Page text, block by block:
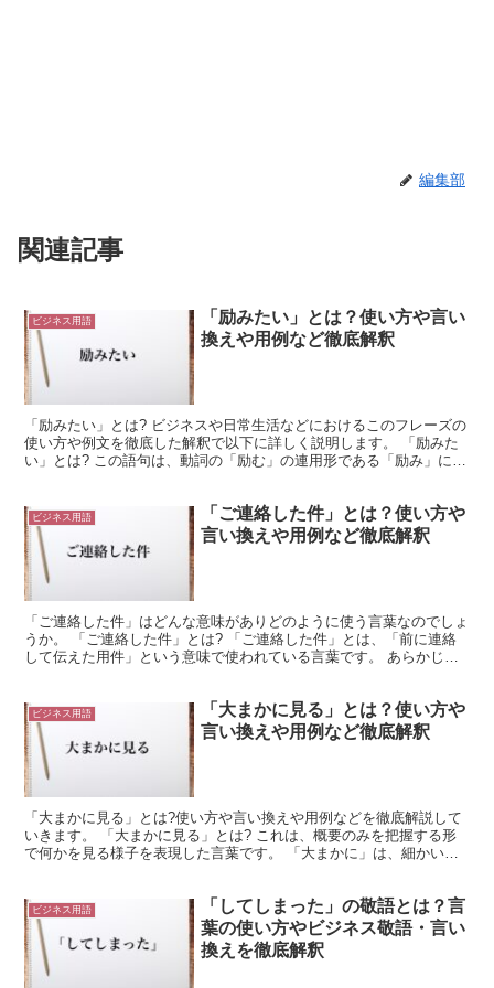
編集部
関連記事
ビジネス用語
「励みたい」とは？使い方や言い
換えや用例など徹底解釈
「励みたい」とは? ビジネスや日常生活などにおけるこのフレーズの
使い方や例文を徹底した解釈で以下に詳しく説明します。 「励みた
い」とは? この語句は、動詞の「励む」の連用形である「励み」に希
ビジネス用語
「ご連絡した件」とは？使い方や
言い換えや用例など徹底解釈
「ご連絡した件」はどんな意味がありどのように使う言葉なのでしょ
うか。 「ご連絡した件」とは? 「ご連絡した件」とは、「前に連絡
して伝えた用件」という意味で使われている言葉です。 あらかじめ
ビジネス用語
「大まかに見る」とは？使い方や
言い換えや用例など徹底解釈
「大まかに見る」とは?使い方や言い換えや用例などを徹底解説して
いきます。 「大まかに見る」とは? これは、概要のみを把握する形
で何かを見る様子を表現した言葉です。 「大まかに」は、細かい部
ビジネス用語
「してしまった」の敬語とは？言
葉の使い方やビジネス敬語・言い
換えを徹底解釈